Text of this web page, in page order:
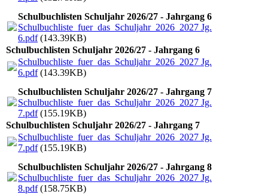
Schulbuchlisten Schuljahr 2026/27 - Jahrgang 6
Schulbuchliste_fuer_das_Schuljahr_2026_2027 Jg.
6.pdf(143.39KB)
Schulbuchlisten Schuljahr 2026/27 - Jahrgang 6
Schulbuchliste_fuer_das_Schuljahr_2026_2027 Jg.
6.pdf(143.39KB)
Schulbuchlisten Schuljahr 2026/27 - Jahrgang 7
Schulbuchliste_fuer_das_Schuljahr_2026_2027 Jg.
7.pdf(155.19KB)
Schulbuchlisten Schuljahr 2026/27 - Jahrgang 7
Schulbuchliste_fuer_das_Schuljahr_2026_2027 Jg.
7.pdf(155.19KB)
Schulbuchlisten Schuljahr 2026/27 - Jahrgang 8
Schulbuchliste_fuer_das_Schuljahr_2026_2027 Jg.
8.pdf(158.75KB)